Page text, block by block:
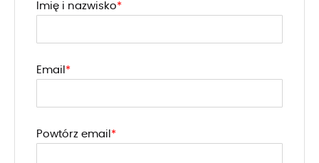
Imię i nazwisko
Email
Powtórz email